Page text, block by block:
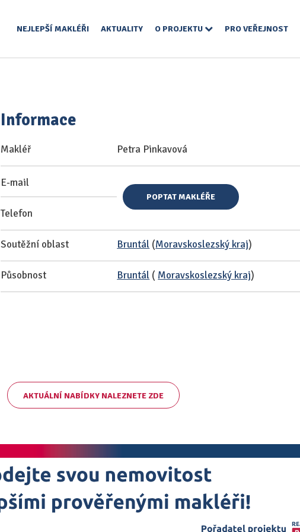
NEJLEPŠÍ MAKLÉŘI AKTUALITY O PROJEKTU PRO VEŘEJNOST
Informace
Makléř Petra Pinkavová
E-mail
Telefon
POPTAT MAKLÉŘE
Soutěžní oblast Bruntál (Moravskoslezský kraj)
Působnost Bruntál ( Moravskoslezský kraj)
AKTUÁLNÍ NABÍDKY NALEZNETE ZDE